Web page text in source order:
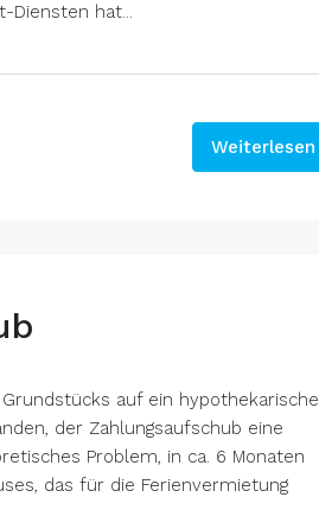
Diensten hat...
Weiterlesen
auf ein
der Zahlungsaufschub eine
Problem, in ca. 6 Monaten
das für die Ferienvermietung